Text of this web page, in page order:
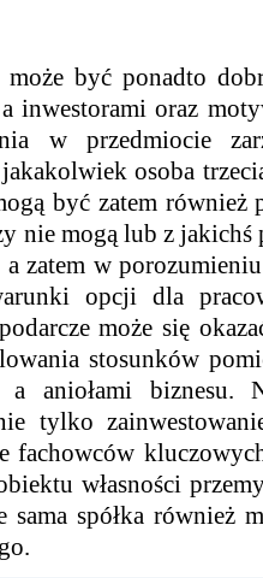
może być ponadto
inwestorami oraz
w przedmiocie
osoba
być zatem również
nie mogą lub z jakichś
zatem w
opcji dla
może się
stosunków
a aniołami biznesu.
tylko
fachowców
własności
sama spółka również